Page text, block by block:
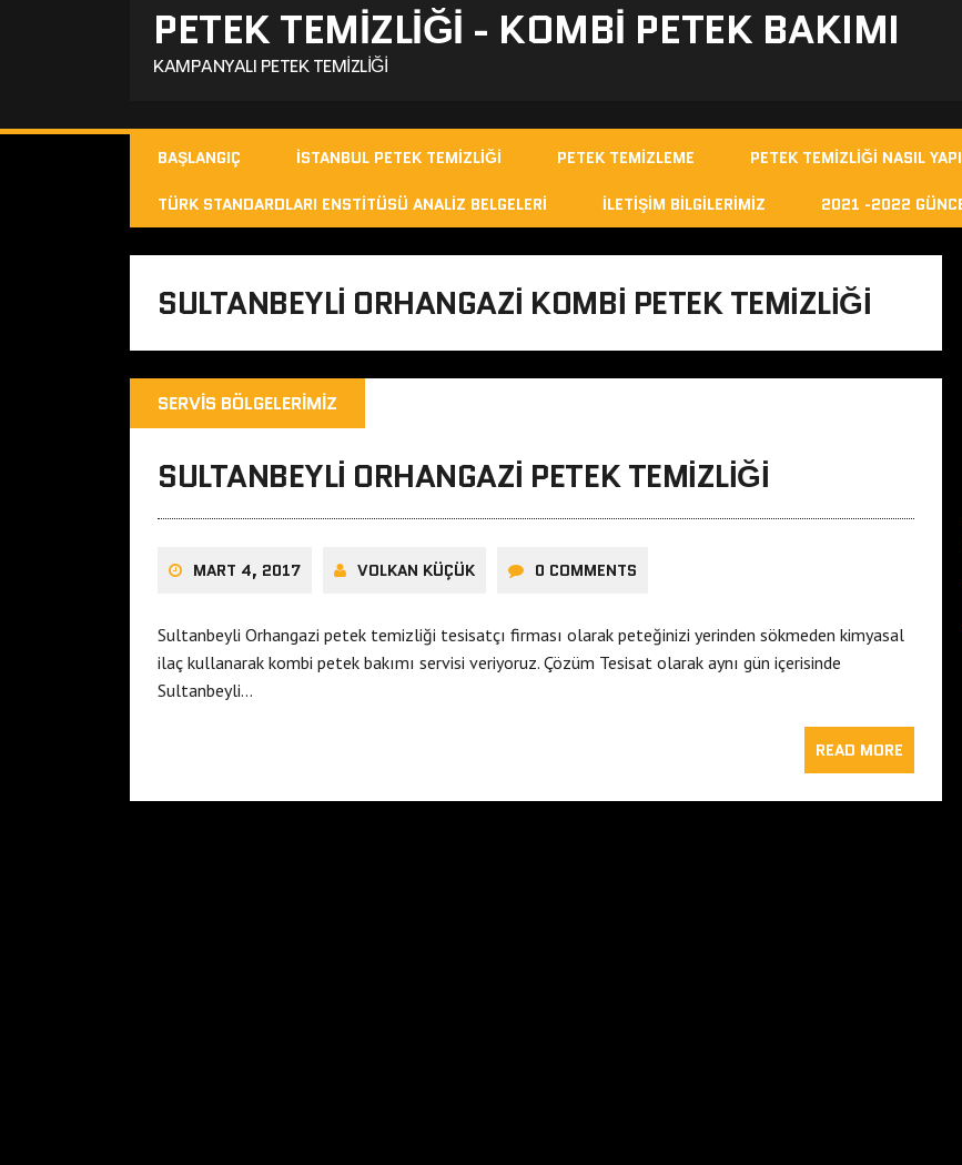
PETEK TEMIZLIĞI - KOMBI PETEK BAKIMI
KAMPANYALI PETEK TEMIZLIĞI
BAŞLANGIÇ İSTANBUL PETEK TEMIZLIĞI PETEK TEMIZLEME PETEK TEMIZLIĞI NASIL
TÜRK STANDARDLARI ENSTITÜSÜ ANALIZ BELGELERI İLETIŞIM BILGILERIMIZ 2021 -2022
SULTANBEYLI ORHANGAZI KOMBI PETEK TEMIZLIĞI
SERVIS BÖLGELERIMIZ
SULTANBEYLI ORHANGAZI PETEK TEMIZLIĞI
MART 4, 2017 VOLKAN KÜÇÜK 0 COMMENTS
Sultanbeyli Orhangazi petek temizliği tesisatçı firması olarak peteğinizi yerinden sökmeden kimyasal
ilaç kullanarak kombi petek bakımı servisi veriyoruz. Çözüm Tesisat olarak aynı gün içerisinde
Sultanbeyli…
READ MORE